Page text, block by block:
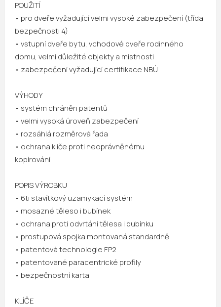
POUŽITÍ
• pro dveře vyžadující velmi vysoké zabezpečení (třída
bezpečnosti 4)
• vstupní dveře bytu, vchodové dveře rodinného
domu, velmi důležité objekty a místnosti
• zabezpečení vyžadující certifikace NBÚ
VÝHODY
• systém chráněn patentů
• velmi vysoká úroveň zabezpečení
• rozsáhlá rozměrová řada
• ochrana klíče proti neoprávněnému
kopírování
POPIS VÝROBKU
• 6ti stavítkový uzamykací systém
• mosazné těleso i bubínek
• ochrana proti odvrtání tělesa i bubínku
• prostupová spojka montovaná standardně
• patentová technologie FP2
• patentované paracentrické profily
• bezpečnostní karta
KLÍČE